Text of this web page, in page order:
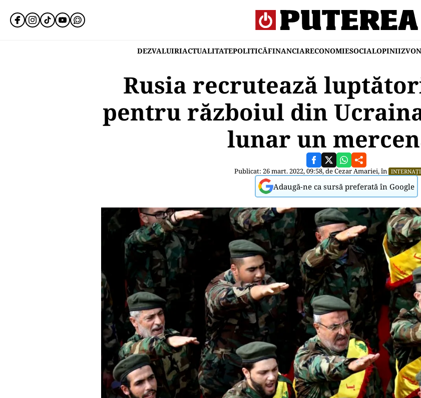
DEZVALUIRIACTUALITATEPOLITICĂFINANCIARECONOMIESOCIALOPINII
Rusia recrutează
pentru războiul din
lunar un
Publicat: 26 mart. 2022, 09:58, deCezar Amariei, în
Adaugă-ne ca sursă preferată în Google